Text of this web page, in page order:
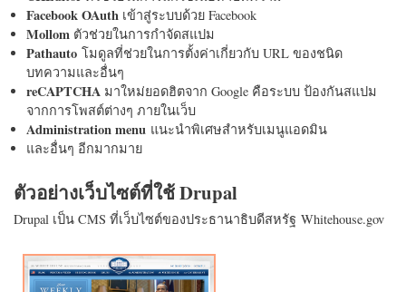
Facebook OAuth เข้าสู่ระบบด้วย Facebook
Mollom ตัวช่วยในการกำจัดสแปม
Pathauto โมดูลที่ช่วยในการตั้งค่าเกี่ยวกับ URL ของชนิด
บทความและอื่นๆ
reCAPTCHA มาใหม่ยอดฮิตจาก Google คือระบบ ป้องกันสแปม
จากการโพสต์ต่างๆ ภายในเว็บ
Administration menu แนะนำพิเศษสำหรับเมนูแอดมิน
และอื่นๆ อีกมากมาย
ตัวอย่างเว็บไซต์ที่ใช้ Drupal
Drupal เป็น CMS ที่เว็บไซต์ของประธานาธิบดีสหรัฐ Whitehouse.gov